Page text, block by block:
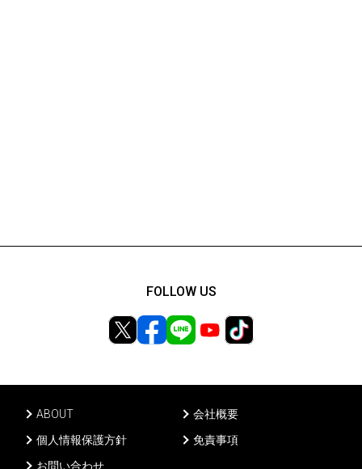
ABOUT
会社概要
個人情報保護方針
免責事項
お問い合わせ
FOLLOW US